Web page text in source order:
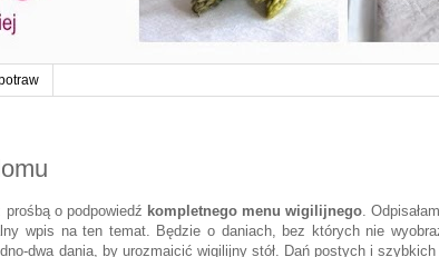
o podpowiedź kompletnego menu wigilijnego.
wpis na ten temat. Będzie o daniach, bez których nie
dwa dania, by urozmaicić wigilijny stół. Dań postych i